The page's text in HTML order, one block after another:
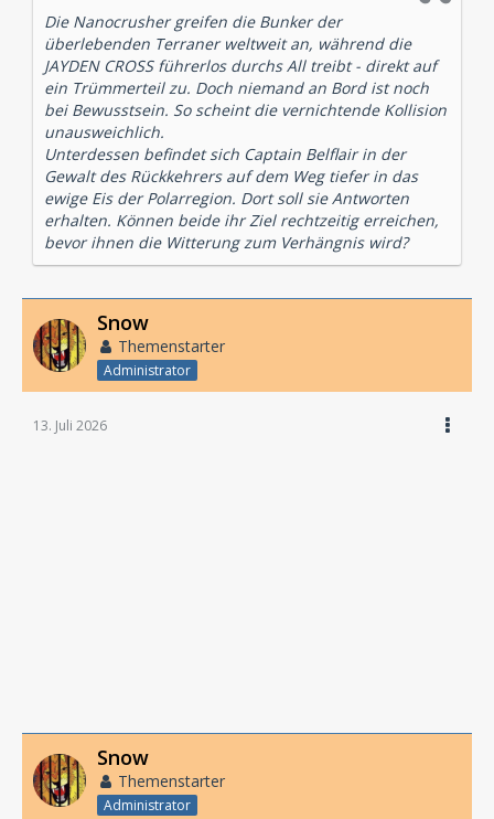
Die Nanocrusher greifen die Bunker der
überlebenden Terraner weltweit an, während die
JAYDEN CROSS führerlos durchs All treibt - direkt auf
ein Trümmerteil zu. Doch niemand an Bord ist noch
bei Bewusstsein. So scheint die vernichtende Kollision
unausweichlich.
Unterdessen befindet sich Captain Belflair in der
Gewalt des Rückkehrers auf dem Weg tiefer in das
ewige Eis der Polarregion. Dort soll sie Antworten
erhalten. Können beide ihr Ziel rechtzeitig erreichen,
bevor ihnen die Witterung zum Verhängnis wird?
Snow
Themenstarter
Administrator
13. Juli 2026
Snow
Themenstarter
Administrator